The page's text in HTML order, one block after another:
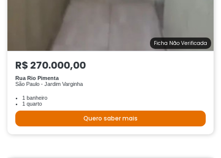
Ficha Não Verificada
R$ 270.000,00
Rua Rio Pimenta
São Paulo - Jardim Varginha
1 banheiro
1 quarto
Quero saber mais